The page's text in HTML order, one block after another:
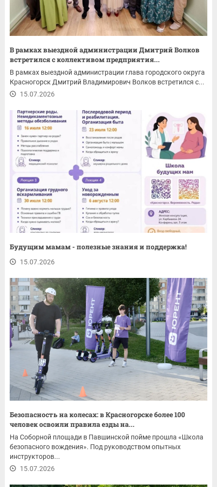
В рамках выездной администрации Дмитрий Волков
встретился с коллективом предприятия...
В рамках выездной администрации глава городского округа
Красногорск Дмитрий Владимирович Волков встретился с...
15.07.2026
Будущим мамам - полезные знания и поддержка!
15.07.2026
Безопасность на колесах: в Красногорске более 100
человек освоили правила езды на...
На Соборной площади в Павшинской пойме прошла «Школа
безопасного вождения». Под руководством опытных
инструкторов...
15.07.2026